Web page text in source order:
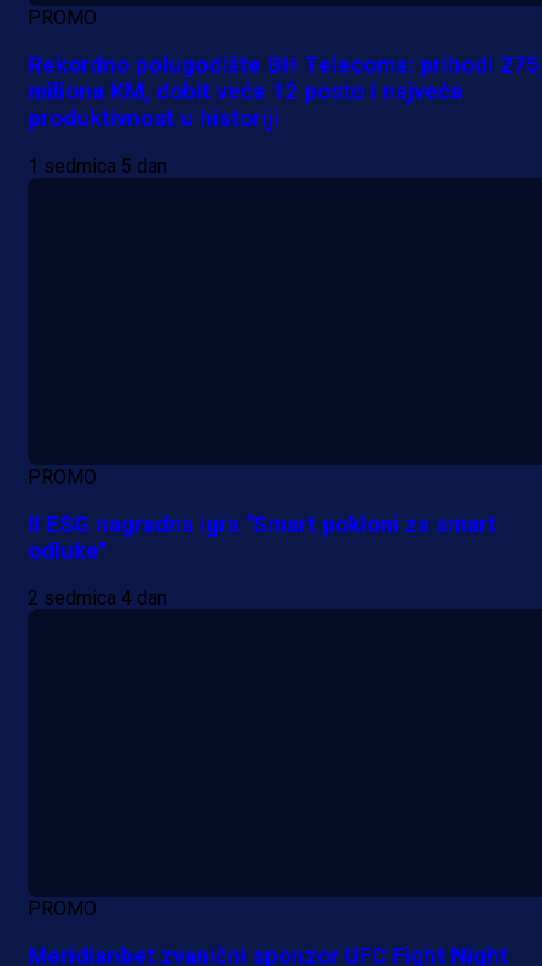
PROMO
Rekordno polugodište BH Telecoma: prihodi
miliona KM, dobit veća 12 posto i najveća
produktivnost u historiji
1 sedmica 5 dan
PROMO
II ESG nagradna igra "Smart pokloni za smart
odluke"
2 sedmica 4 dan
PROMO
Meridianbet zvanični sponzor UFC Fight Night